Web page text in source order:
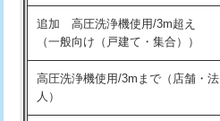
追加 高圧洗浄機使用/3m超え
（一般向け（戸建て・集合））
高圧洗浄機使用/3mまで（店舗・法
人）